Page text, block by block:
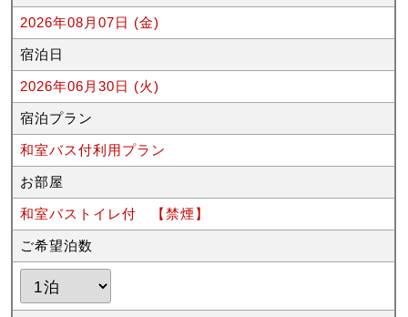
2026年08月07日 (金)
宿泊日
2026年06月30日 (火)
宿泊プラン
和室バス付利用プラン
お部屋
和室バストイレ付 【禁煙】
ご希望泊数